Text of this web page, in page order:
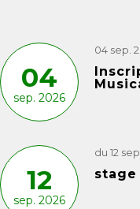
04
sep. 2026
04 sep.
12
sep. 2026
du 12